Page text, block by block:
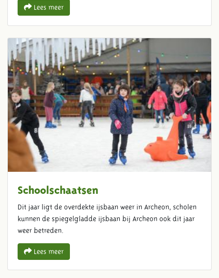
Lees meer
Schoolschaatsen
Dit jaar ligt de overdekte ijsbaan weer in Archeon, scholen
kunnen de spiegelgladde ijsbaan bij Archeon ook dit jaar
weer betreden.
Lees meer